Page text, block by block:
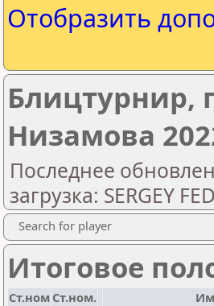
Отобразить
Блицтурнир,
Низамова
Последнее
загрузка: SERGEY
Search for player
Итоговое
Ст.ном Ст.ном.